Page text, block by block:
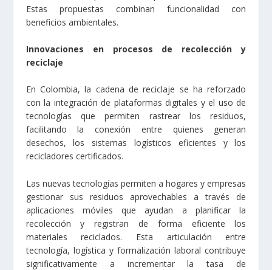
Estas propuestas combinan funcionalidad con
beneficios ambientales.
Innovaciones en procesos de recolección y
reciclaje
En Colombia, la cadena de reciclaje se ha reforzado
con la integración de plataformas digitales y el uso de
tecnologías que permiten rastrear los residuos,
facilitando la conexión entre quienes generan
desechos, los sistemas logísticos eficientes y los
recicladores certificados.
Las nuevas tecnologías permiten a hogares y empresas
gestionar sus residuos aprovechables a través de
aplicaciones móviles que ayudan a planificar la
recolección y registran de forma eficiente los
materiales reciclados. Esta articulación entre
tecnología, logística y formalización laboral contribuye
significativamente a incrementar la tasa de